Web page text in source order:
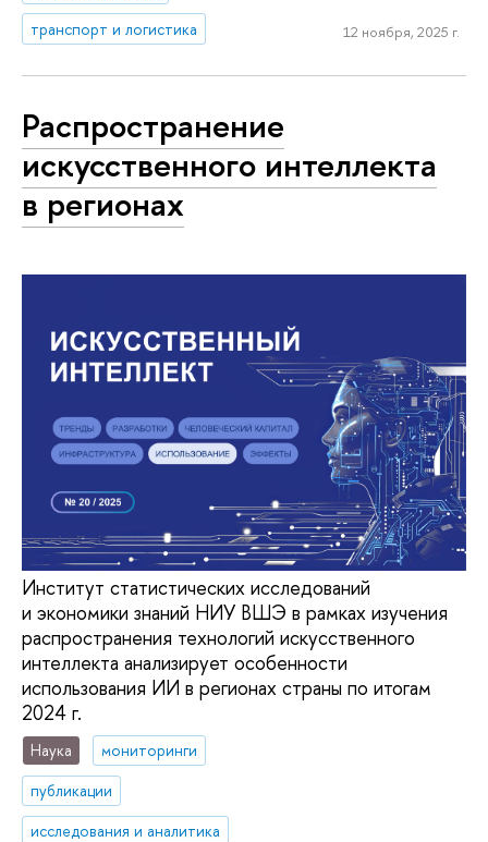
транспорт и логистика
12 ноября, 2025 г.
Распространение
искусственного интеллекта
в регионах
Институт статистических исследований
и экономики знаний НИУ ВШЭ в рамках изучения
распространения технологий искусственного
интеллекта анализирует особенности
использования ИИ в регионах страны по итогам
2024 г.
Наука
мониторинги
публикации
исследования и аналитика